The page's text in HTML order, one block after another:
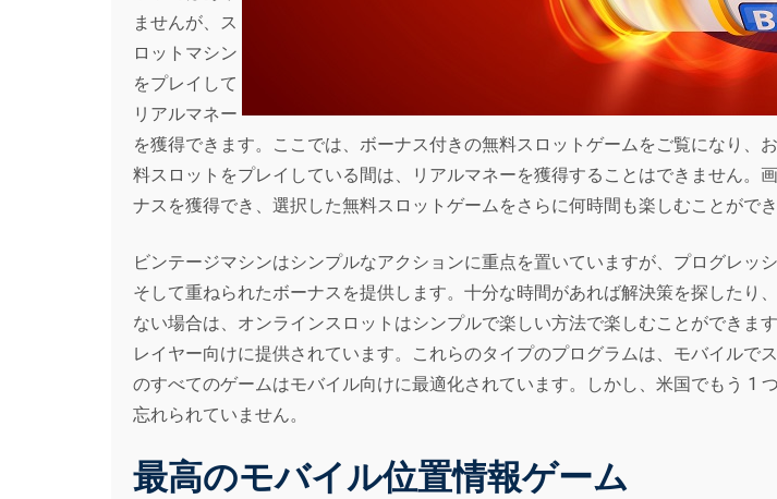
ませんが、ス
ロットマシン
をプレイして
リアルマネー
を獲得できます。ここでは、ボーナス付きの無料スロットゲームをご覧になり
料スロットをプレイしている間は、リアルマネーを獲得することはできません
ナスを獲得でき、選択した無料スロットゲームをさらに何時間も楽しむことができ
ビンテージマシンはシンプルなアクションに重点を置いていますが、プログレッ
そして重ねられたボーナスを提供します。十分な時間があれば解決策を探した
ない場合は、オンラインスロットはシンプルで楽しい方法で楽しむことができま
レイヤー向けに提供されています。これらのタイプのプログラムは、モバイル
のすべてのゲームはモバイル向けに最適化されています。しかし、米国でもう 1
忘れられていません。
最高のモバイル位置情報ゲーム